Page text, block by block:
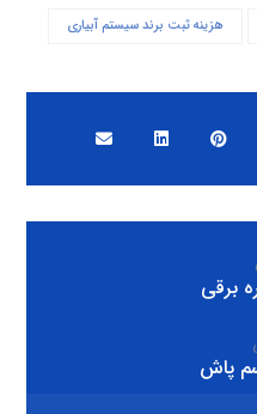
هزینه ثبت برند سیستم آبیاری
برقی
پاش